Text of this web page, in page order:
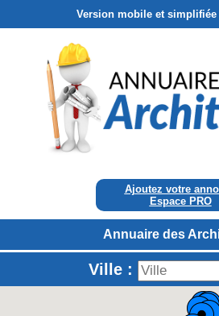
Version mobile et
Ajoutez votre
Espace PRO
Annuaire des
Ville :